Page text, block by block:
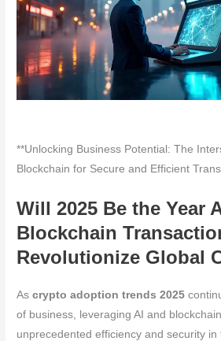
**Unlocking Business Potential: The
Blockchain for Secure and Efficient
Will 2025 Be the Year
Blockchain
Revolutionize Global
Ascrypto adoption trends 2025
of business, leveraging AI and
unprecedented efficiency and security